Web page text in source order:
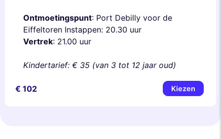
Ontmoetingspunt: Port Debilly voor de
Eiffeltoren Instappen: 20.30 uur
Vertrek: 21.00 uur
Kindertarief: € 35 (van 3 tot 12 jaar oud)
€ 102 Kiezen